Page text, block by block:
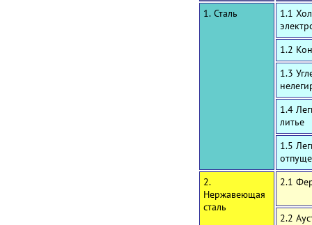
1. Сталь
1.1
1.2
1.3
1.4
литье
1.5
2.
Нержавеющая
сталь
2.1
2.2